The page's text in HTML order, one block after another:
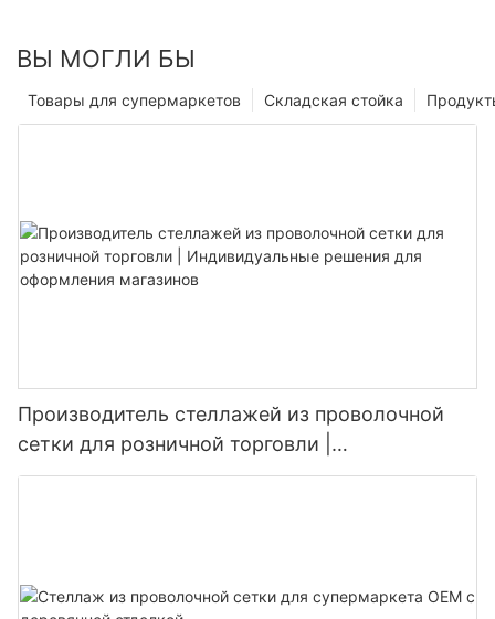
ВЫ МОГЛИ БЫ
Складская стойка
Товары для супермаркетов
Производитель стеллажей из проволочной
сетки для розничной торговли |
Индивидуальные решения для оформления